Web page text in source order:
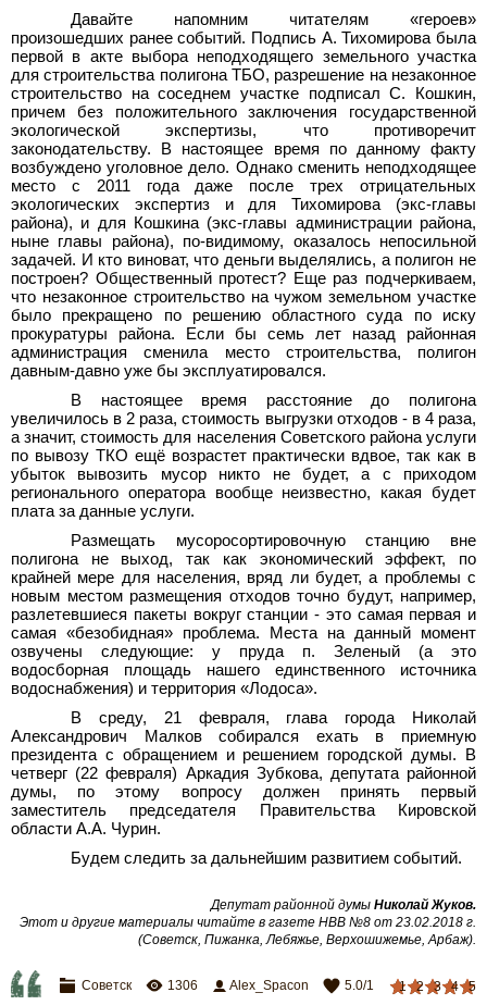
Давайте напомним читателям «героев»
произошедших ранее событий. Подпись А. Тихомирова была
первой в акте выбора неподходящего земельного участка
для строительства полигона ТБО, разрешение на незаконное
строительство на соседнем участке подписал С.
Кошкин,
причем без положительного заключения государственной
экологической экспертизы, что противоречит
законодательству. В настоящее время по данному факту
возбуждено уголовное дело. Однако сменить неподходящее
место с 2011 года даже после трех отрицательных
экологических экспертиз и для Тихомирова (экс-главы
района), и для Кошкина (экс-главы администрации района,
ныне главы района), по-видимому, оказалось непосильной
задачей. И кто виноват, что деньги выделялись, а полигон не
построен? Общественный протест? Еще раз подчеркиваем,
что незаконное строительство на чужом земельном участке
было прекращено по решению областного суда по иску
прокуратуры района. Если бы семь лет назад районная
администрация сменила место строительства, полигон
давным-давно уже бы эксплуатировался.
В настоящее время расстояние до полигона
увеличилось в 2 раза, стоимость выгрузки отходов - в 4 раза,
а значит, стоимость для населения Советского района услуги
по вывозу ТКО ещё возрастет практически вдвое, так как в
убыток вывозить мусор никто не будет, а с приходом
регионального оператора вообще неизвестно, какая будет
плата за данные услуги.
Размещать мусоросортировочную станцию вне
полигона не выход, так как экономический эффект, по
крайней мере для населения, вряд ли будет, а проблемы с
новым местом размещения отходов точно будут, например,
разлетевшиеся пакеты вокруг станции - это самая первая и
самая «безобидная» проблема. Места на данный момент
озвучены следующие: у пруда п.
Зеленый (а это
водосборная площадь нашего единственного источника
водоснабжения) и территория «Лодоса».
В среду, 21 февраля, глава города Николай
Александрович Малков собирался ехать в приемную
президента с обращением и решением городской думы. В
четверг (22 февраля) Аркадия Зубкова, депутата районной
думы, по этому вопросу должен принять первый
заместитель председателя Правительства Кировской
области А.А. Чурин.
Будем следить за дальнейшим развитием событий.
Депутат районной думы Николай Жуков.
Этот и другие материалы читайте в газете НВВ №8 от 23.02.2018 г.
(Советск, Пижанка, Лебяжье, Верхошижемье, Арбаж).
1 2 3 4 5
Советск 1306 Alex_Spacon 5.0/1